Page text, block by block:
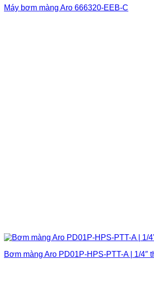
Máy bơm màng Aro 666320-EEB-C
Bơm màng Aro PD01P-HPS-PTT-A | 1/4″